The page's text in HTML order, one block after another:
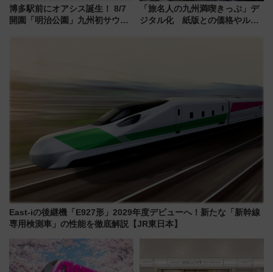
博多駅前にオアシス誕生！ 8/7
開園「明治公園」九州初サウナ
「旅名人の九州満喫きっぷ」デ
ジタル化 紙版との価格やルー
East-iの後継機「E927形」2029年度デビューへ！新たな「新幹線
専用検測車」の性能を徹底解説【JR東日本】